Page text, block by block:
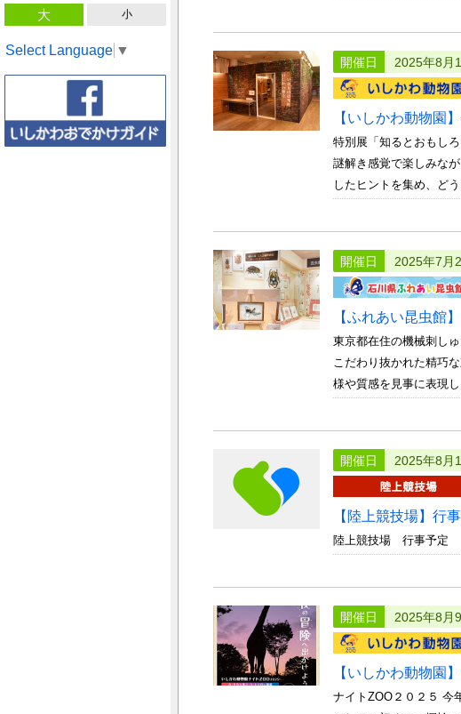
大 小
Select Language ▼
開催日 2025年8月
【いしかわ動物園
特別展「知るとおもし
謎解き感覚で楽しみな
したヒントを集め、ど
開催日 2025年7月
【ふれあい昆虫館
東京都在住の機械刺し
こだわり抜かれた精巧
様や質感を見事に表現
開催日 2025年8月
【陸上競技場】行
陸上競技場 行事予定
開催日 2025年8月
【いしかわ動物園
ナイトZOO２０２５ 今